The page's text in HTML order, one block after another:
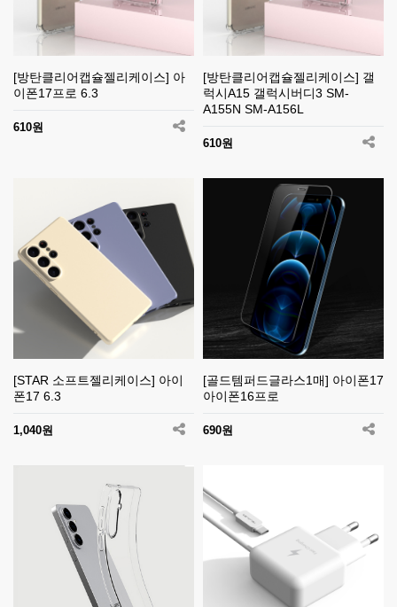
[방탄클리어캡슐젤리케이스] 아
이폰17프로 6.3
610원
[방탄클리어캡슐젤리케이스] 갤
럭시A15 갤럭시버디3 SM-
A155N SM-A156L
610원
[STAR 소프트젤리케이스] 아이
폰17 6.3
1,040원
[골드템퍼드글라스1매] 아이폰17
아이폰16프로
690원